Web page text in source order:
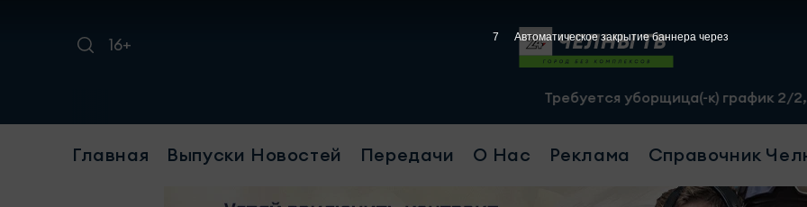
16+
Требуется уборщица(-к) график 2/2, с
Главная Выпуски Новостей Передачи О Нас Реклама Справочник
6 Автоматическое закрытие баннера через